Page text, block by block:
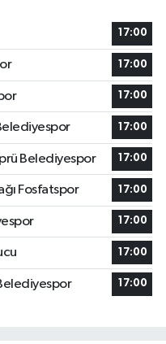
17:00
17:00
17:00
17:00
Belediyespor 17:00
Fosfatspor 17:00
17:00
17:00
17:00